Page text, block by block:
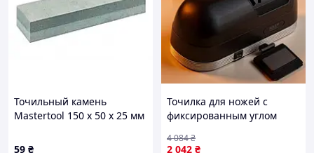
Точильный камень
Mastertool 150 х 50 х 25 мм
59 ₴
Точилка для ножей с
фиксированным углом
Стержневая точилка для
2 042 ₴
4 084₴